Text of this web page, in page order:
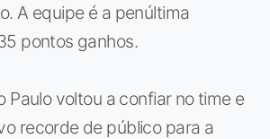
A equipe é a penúltima
pontos ganhos.
Paulo voltou a confiar no time e
recorde de público para a